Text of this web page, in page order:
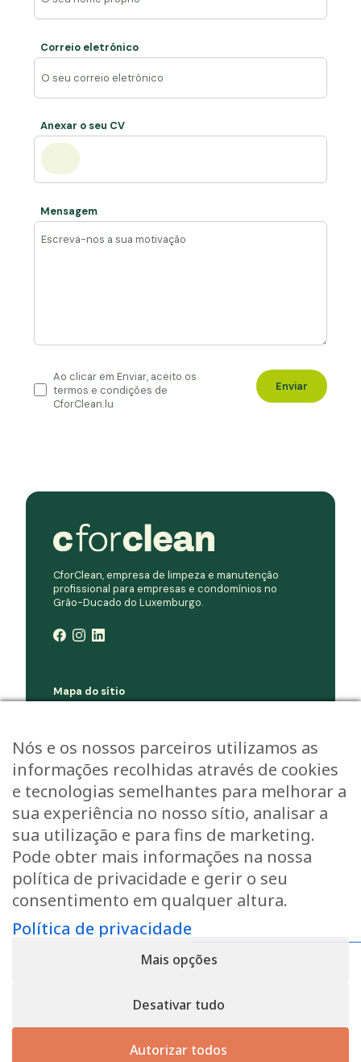
Correio eletrónico
Anexar o seu CV
Mensagem
Ao clicar em Enviar, aceito os
termos e condições de
CforClean.lu
Enviar
CforClean, empresa de limpeza e manutenção
profissional para empresas e condomínios no
Grão-Ducado do Luxemburgo.
Mapa do sítio
Empresa
Empregos
Ambiente
Contacto
Pedir um orçamento
Se desejar um orçamento ou mais informações, não
hesite em contactar-nos.
Contactar-nos
Nós e os nossos parceiros utilizamos as
informações recolhidas através de cookies
e tecnologias semelhantes para melhorar a
sua experiência no nosso sítio, analisar a
sua utilização e para fins de marketing.
Pode obter mais informações na nossa
política de privacidade e gerir o seu
consentimento em qualquer altura.
Política de privacidade
Mais opções
Desativar tudo
Autorizar todos